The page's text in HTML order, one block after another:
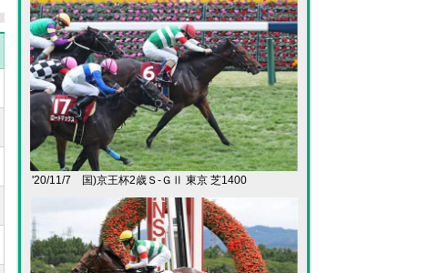
'20/11/7 国)京王杯2歳Ｓ-ＧⅡ 東京 芝1400